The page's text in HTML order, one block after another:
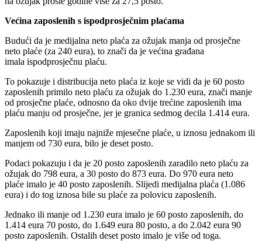
Većina zaposlenih s ispodprosječnim plaćama
Budući da je medijalna neto plaća za ožujak manja od prosječne
neto plaće (za 240 eura), to znači da je većina građana
imala ispodprosječnu plaću.
To pokazuje i distribucija neto plaća iz koje se vidi da je 60 posto
zaposlenih primilo neto plaću za ožujak do 1.230 eura, znači manje
od prosječne plaće, odnosno da oko dvije trećine zaposlenih ima
plaću manju od prosječne, jer je granica sedmog decila 1.414 eura.
Zaposlenih koji imaju najniže mjesečne plaće, u iznosu jednakom ili
manjem od 730 eura, bilo je deset posto.
Podaci pokazuju i da je 20 posto zaposlenih zaradilo neto plaću za
ožujak do 798 eura, a 30 posto do 873 eura. Do 970 eura neto
plaće imalo je 40 posto zaposlenih. Slijedi medijalna plaća (1.086
eura) i do tog iznosa bile su plaće za polovicu zaposlenih.
Jednako ili manje od 1.230 eura imalo je 60 posto zaposlenih, do
1.414 eura 70 posto, do 1.649 eura 80 posto, a do 2.042 eura 90
posto zaposlenih. Ostalih deset posto imalo je više od toga.